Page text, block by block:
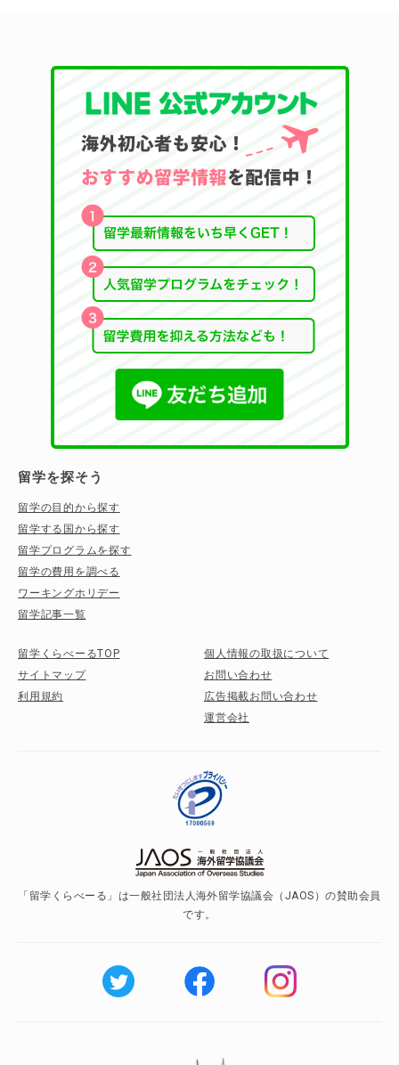
留学を探そう
留学の目的から探す
留学する国から探す
留学プログラムを探す
留学の費用を調べる
ワーキングホリデー
留学記事一覧
留学くらべーるTOP
サイトマップ
利用規約
個人情報の取扱について
お問い合わせ
広告掲載お問い合わせ
運営会社
「留学くらべーる」は一般社団法人海外留学協議会（JAOS）の賛助会員
です。